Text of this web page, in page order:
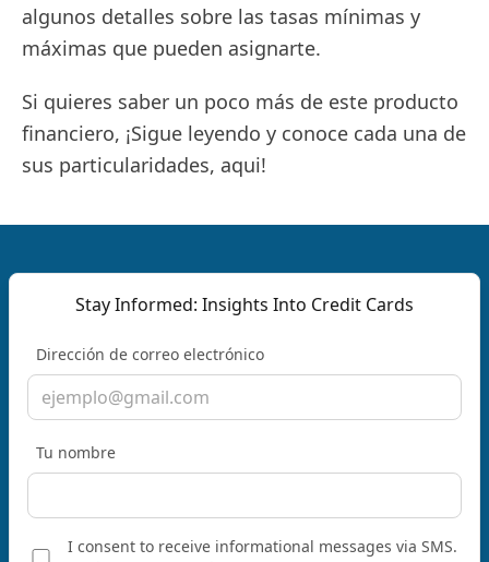
algunos detalles sobre las tasas mínimas y
máximas que pueden asignarte.
Si quieres saber un poco más de este producto
financiero, ¡Sigue leyendo y conoce cada una de
sus particularidades, aqui!
Stay Informed: Insights Into Credit Cards
Dirección de correo electrónico
Tu nombre
I consent to receive informational messages via SMS.